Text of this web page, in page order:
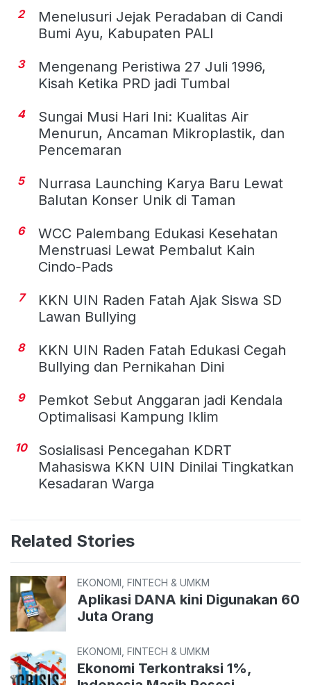
2
Menelusuri Jejak Peradaban di Candi
Bumi Ayu, Kabupaten PALI
3
Mengenang Peristiwa 27 Juli 1996,
Kisah Ketika PRD jadi Tumbal
4
Sungai Musi Hari Ini: Kualitas Air
Menurun, Ancaman Mikroplastik, dan
Pencemaran
5
Nurrasa Launching Karya Baru Lewat
Balutan Konser Unik di Taman
6
WCC Palembang Edukasi Kesehatan
Menstruasi Lewat Pembalut Kain
Cindo-Pads
7
KKN UIN Raden Fatah Ajak Siswa SD
Lawan Bullying
8
KKN UIN Raden Fatah Edukasi Cegah
Bullying dan Pernikahan Dini
9
Pemkot Sebut Anggaran jadi Kendala
Optimalisasi Kampung Iklim
10
Sosialisasi Pencegahan KDRT
Mahasiswa KKN UIN Dinilai Tingkatkan
Kesadaran Warga
Related Stories
EKONOMI, FINTECH & UMKM
Aplikasi DANA kini Digunakan 60
Juta Orang
EKONOMI, FINTECH & UMKM
Ekonomi Terkontraksi 1%,